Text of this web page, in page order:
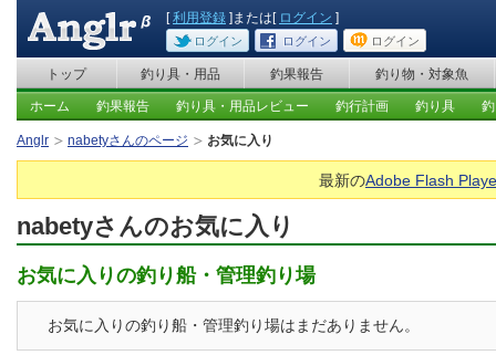
[利用登録 ]または[ ログイン ]
ログイン ログイン ログイン
トップ 釣り具・用品 釣果報告 釣り物・対象魚
ホーム 釣果報告 釣り具・用品レビュー 釣行計画 釣り具
Anglr nabetyさんのページ お気に入り
最新のAdobe Flash
nabetyさんのお気に入り
お気に入りの釣り船・管理釣り場
お気に入りの釣り船・管理釣り場はまだありません。